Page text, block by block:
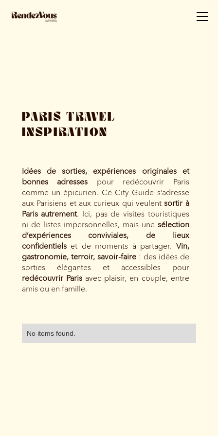
PARIS TRAVEL
INSPIRATION
Idées de sorties, expériences originales et
bonnes adresses pour redécouvrir Paris
comme un épicurien. Ce City Guide s’adresse
aux Parisiens et aux curieux qui veulentsortir à
Paris autrement. Ici, pas de visites touristiques
ni de listes impersonnelles, mais une sélection
d’expériences conviviales, de lieux
confidentielset de moments à partager. Vin,
gastronomie, terroir, savoir-faire: des idées de
sorties élégantes et accessibles pour
redécouvrir Parisavec plaisir, en couple, entre
amis ou en famille.
No items found.